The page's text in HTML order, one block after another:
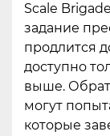
Scale
задание
продлится
доступно
выше.
могут
которые